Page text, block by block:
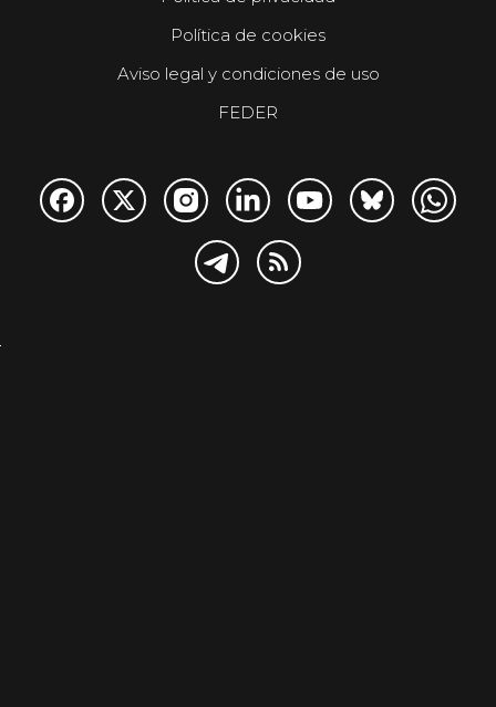
Política de cookies
Aviso legal y condiciones de uso
FEDER